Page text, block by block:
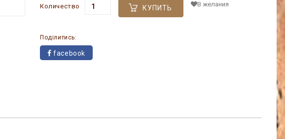
Количество КУПИТЬ В желания
Поділитись:
facebook